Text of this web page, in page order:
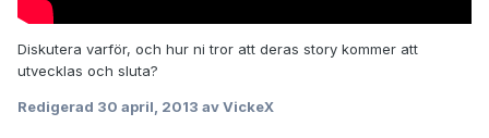
Diskutera varför, och hur ni tror att deras story kommer att
utvecklas och sluta?
Redigerad 30 april, 2013 av VickeX